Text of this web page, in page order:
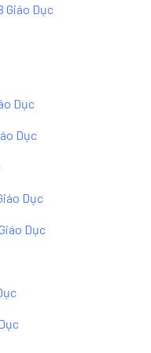
Giáo Dục
Dục
Dục
Dục
Dục